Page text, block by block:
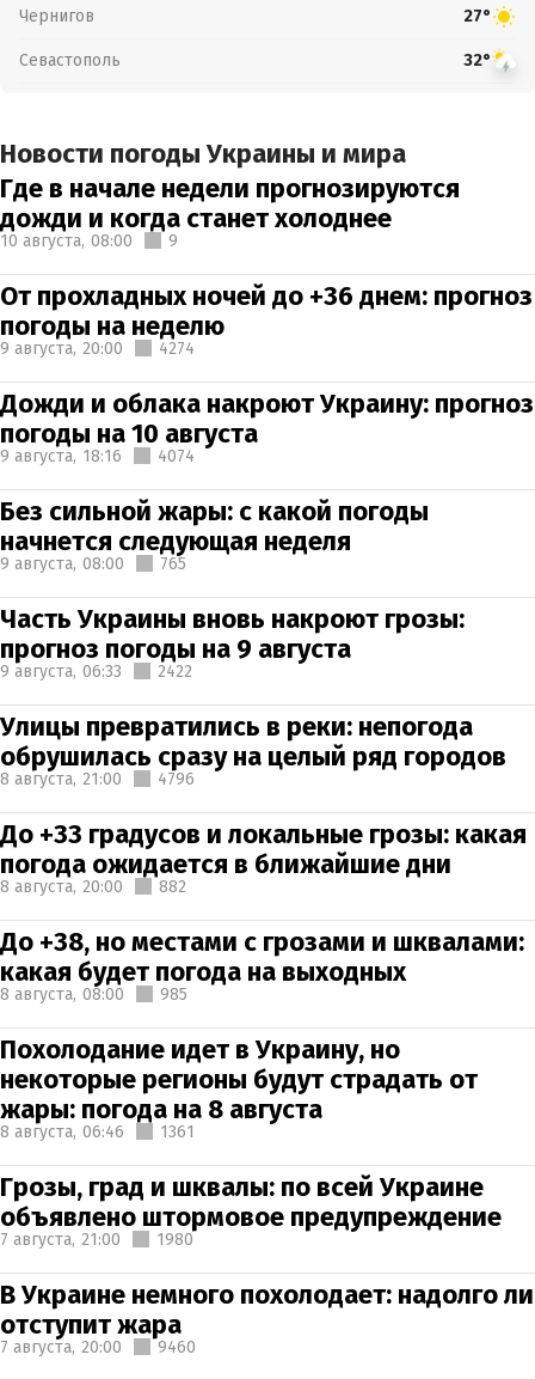
Чернигов 27°
Севастополь 32°
Новости погоды Украины и мира
Где в начале недели прогнозируются
дожди и когда станет холоднее
10 августа, 08:00 9
От прохладных ночей до +36 днем: прогноз
погоды на неделю
9 августа, 20:00 4274
Дожди и облака накроют Украину: прогноз
погоды на 10 августа
9 августа, 18:16 4074
Без сильной жары: с какой погоды
начнется следующая неделя
9 августа, 08:00 765
Часть Украины вновь накроют грозы:
прогноз погоды на 9 августа
9 августа, 06:33 2422
Улицы превратились в реки: непогода
обрушилась сразу на целый ряд городов
8 августа, 21:00 4796
До +33 градусов и локальные грозы: какая
погода ожидается в ближайшие дни
8 августа, 20:00 882
До +38, но местами с грозами и шквалами:
какая будет погода на выходных
8 августа, 08:00 985
Похолодание идет в Украину, но
некоторые регионы будут страдать от
жары: погода на 8 августа
8 августа, 06:46 1361
Грозы, град и шквалы: по всей Украине
объявлено штормовое предупреждение
7 августа, 21:00 1980
В Украине немного похолодает: надолго ли
отступит жара
7 августа, 20:00 9460